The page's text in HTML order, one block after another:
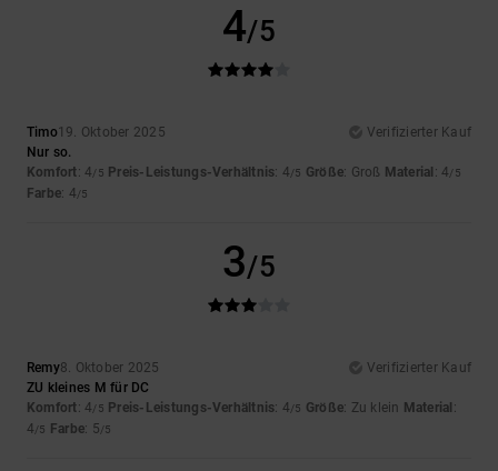
4/5
Timo19. Oktober 2025
Verifizierter Kauf
Nur so.
Komfort: 4/5 Preis-Leistungs-Verhältnis: 4/5 Größe: Groß Material : 4/5
Farbe: 4/5
3/5
Remy8. Oktober 2025
Verifizierter Kauf
ZU kleines M für DC
Komfort: 4/5 Preis-Leistungs-Verhältnis: 4/5 Größe: Zu klein Material :
4/5 Farbe: 5/5